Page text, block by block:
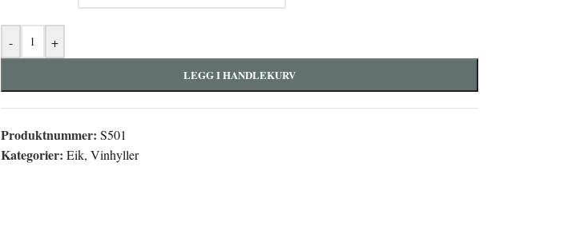
- +
LEGG I HANDLEKURV
Produktnummer: S501
Kategorier: Eik, Vinhyller